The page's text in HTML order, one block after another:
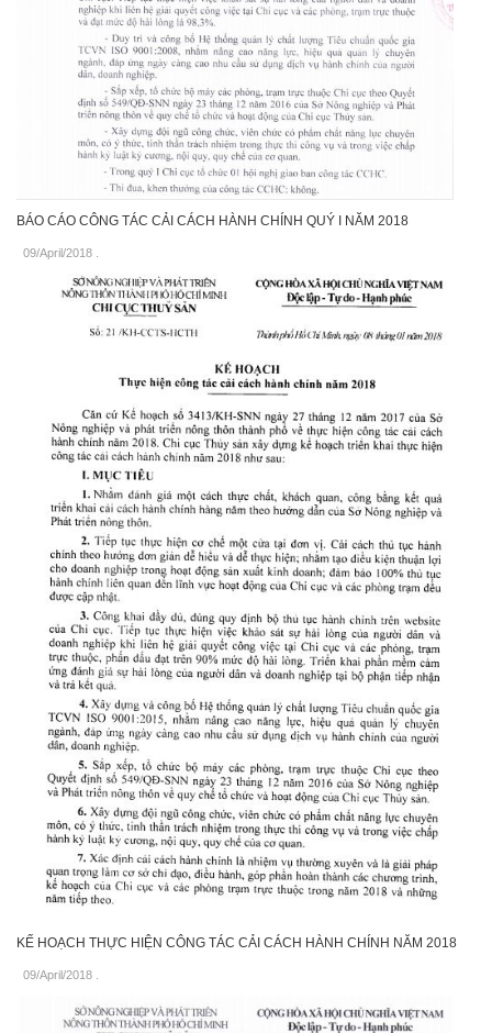
BÁO CÁO CÔNG TÁC CẢI CÁCH HÀNH CHÍNH QUÝ I NĂM 2018
09/April/2018
KẾ HOẠCH THỰC HIỆN CÔNG TÁC CẢI CÁCH HÀNH CHÍNH NĂM 2018
09/April/2018